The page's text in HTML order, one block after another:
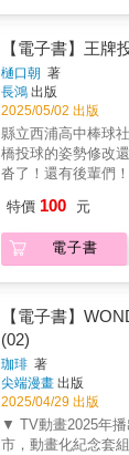
【電子書】王牌
樋口朝 著
長鴻 出版
2025/05/02 出版
縣立西浦高中棒球
橋投球的姿勢修改
沓了！還有後輩們
做！下一季已經要開
特價 100 元
電子書
【電子書】
(02)
珈琲 著
尖端漫畫 出版
2025/04/29 出版
▼ TV動畫2025年
市，動畫化紀念套